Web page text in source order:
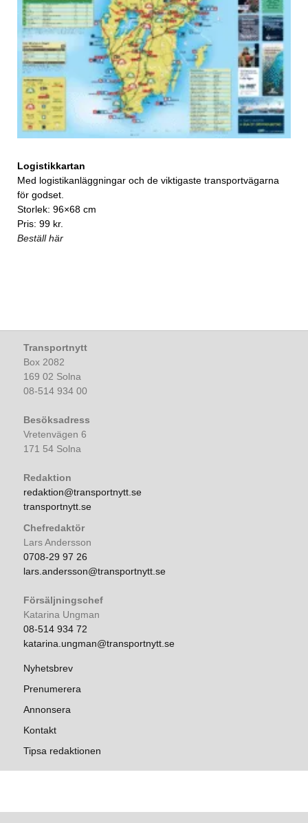
Logistikkartan
Med logistikanläggningar och de viktigaste transportvägarna
för godset.
Storlek: 96×68 cm
Pris: 99 kr.
Beställ här
Transportnytt
Box 2082
169 02 Solna
08-514 934 00
Besöksadress
Vretenvägen 6
171 54 Solna
Redaktion
redaktion@transportnytt.se
transportnytt.se
Chefredaktör
Lars Andersson
0708-29 97 26
lars.andersson@transportnytt.se
Försäljningschef
Katarina Ungman
08-514 934 72
katarina.ungman@transportnytt.se
Nyhetsbrev
Prenumerera
Annonsera
Kontakt
Tipsa redaktionen